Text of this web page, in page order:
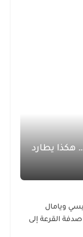
هكذا يطارد
ويامال
القرعة إلى